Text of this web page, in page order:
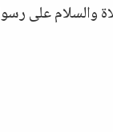
والسلام على